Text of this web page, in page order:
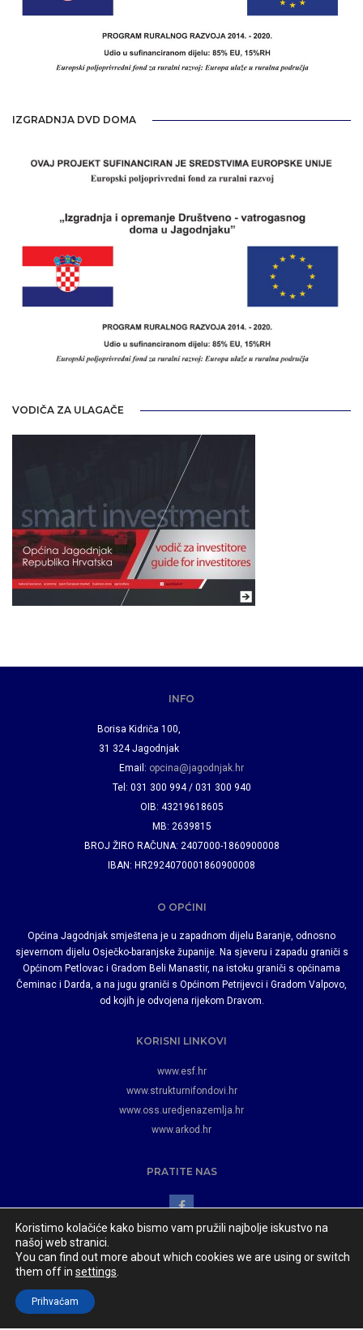
IZGRADNJA DVD DOMA
VODIČA ZA ULAGAČE
INFO
Borisa Kidriča 100,
31 324 Jagodnjak
Email: opcina@jagodnjak.hr
Tel: 031 300 994 / 031 300 940
OIB: 43219618605
MB: 2639815
BROJ ŽIRO RAČUNA: 2407000-1860900008
IBAN: HR2924070001860900008
O OPĆINI
Općina Jagodnjak smještena je u zapadnom dijelu Baranje, odnosno
sjevernom dijelu Osječko-baranjske županije. Na sjeveru i zapadu graniči s
Općinom Petlovac i Gradom Beli Manastir, na istoku graniči s općinama
Čeminac i Darda, a na jugu graniči s Općinom Petrijevci i Gradom Valpovo,
od kojih je odvojena rijekom Dravom.
KORISNI LINKOVI
www.esf.hr
www.strukturnifondovi.hr
www.oss.uredjenazemlja.hr
www.arkod.hr
PRATITE NAS
© 2023 Razvoj i održavanje:
Koristimo kolačiće kako bismo vam pružili najbolje iskustvo na
našoj web stranici.
You can find out more about which cookies we are using or switch
them off in settings
Prihvaćam